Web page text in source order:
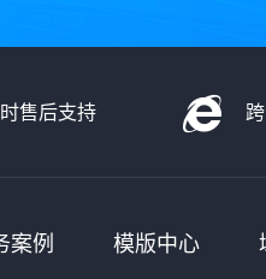
售后支持
案例 模版中心